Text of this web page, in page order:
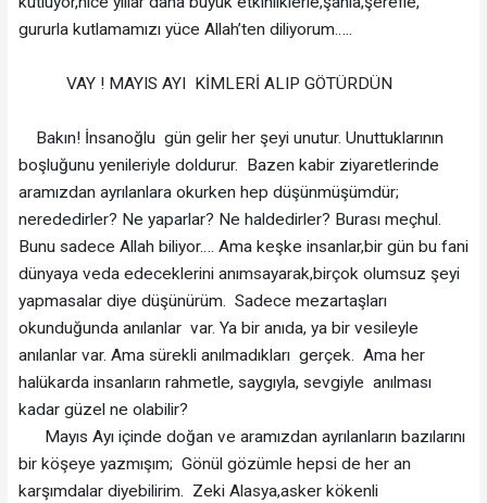
gururla kutlamamızı yüce Allah’ten diliyorum…..
VAY ! MAYIS AYI KİMLERİ ALIP GÖTÜRDÜN
Bakın! İnsanoğlu gün gelir her şeyi unutur. Unuttuklarının
boşluğunu yenileriyle doldurur. Bazen kabir ziyaretlerinde
aramızdan ayrılanlara okurken hep düşünmüşümdür;
nerededirler? Ne yaparlar? Ne haldedirler? Burası meçhul.
Bunu sadece Allah biliyor…. Ama keşke insanlar,bir gün bu fani
dünyaya veda edeceklerini anımsayarak,birçok olumsuz şeyi
yapmasalar diye düşünürüm. Sadece mezartaşları
okunduğunda anılanlar var. Ya bir anıda, ya bir vesileyle
anılanlar var. Ama sürekli anılmadıkları gerçek. Ama her
halükarda insanların rahmetle, saygıyla, sevgiyle anılması
kadar güzel ne olabilir?
Mayıs Ayı içinde doğan ve aramızdan ayrılanların bazılarını
bir köşeye yazmışım; Gönül gözümle hepsi de her an
karşımdalar diyebilirim. Zeki Alasya,asker kökenli